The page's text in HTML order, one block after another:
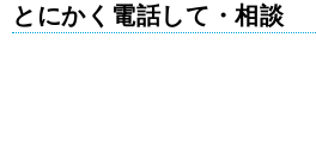
とにかく電話して・相談